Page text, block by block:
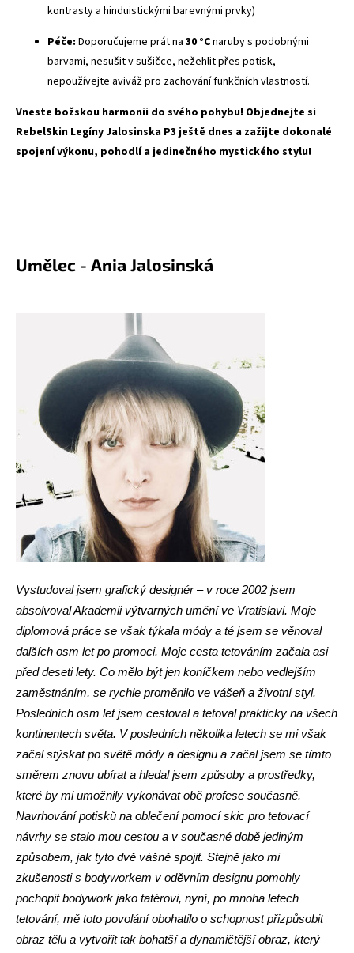
kontrasty a hinduistickými barevnými prvky)
Péče: Doporučujeme prát na 30 °Cnaruby s podobnými
barvami, nesušit v sušičce, nežehlit přes potisk,
nepoužívejte aviváž pro zachování funkčních vlastností.
Vneste božskou harmonii do svého pohybu! Objednejte si
RebelSkin Legíny Jalosinska P3 ještě dnes a zažijte dokonalé
spojení výkonu, pohodlí a jedinečného mystického stylu!
Umělec - Ania Jalosinská
Vystudoval jsem grafický designér – v roce 2002 jsem
absolvoval Akademii výtvarných umění ve Vratislavi. Moje
diplomová práce se však týkala módy a té jsem se věnoval
dalších osm let po promoci. Moje cesta tetováním začala asi
před deseti lety. Co mělo být jen koníčkem nebo vedlejším
zaměstnáním, se rychle proměnilo ve vášeň a životní styl.
Posledních osm let jsem cestoval a tetoval prakticky na všech
kontinentech světa. V posledních několika letech se mi však
začal stýskat po světě módy a designu a začal jsem se tímto
směrem znovu ubírat a hledal jsem způsoby a prostředky,
které by mi umožnily vykonávat obě profese současně.
Navrhování potisků na oblečení pomocí skic pro tetovací
návrhy se stalo mou cestou a v současné době jediným
způsobem, jak tyto dvě vášně spojit. Stejně jako mi
zkušenosti s bodyworkem v oděvním designu pomohly
pochopit bodywork jako tatérovi, nyní, po mnoha letech
tetování, mě toto povolání obohatilo o schopnost přizpůsobit
obraz tělu a vytvořit tak bohatší a dynamičtější obraz, který